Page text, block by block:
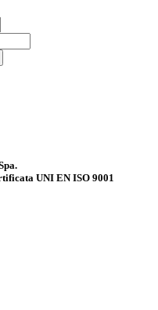
UNI EN ISO 9001